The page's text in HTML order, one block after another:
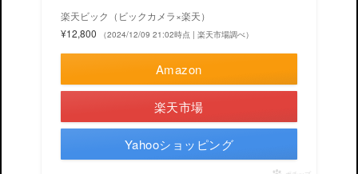
楽天ビック（ビックカメラ×楽天）
¥12,800
（2024/12/09 21:02時点 | 楽天市場調べ）
Amazon
楽天市場
Yahooショッピング